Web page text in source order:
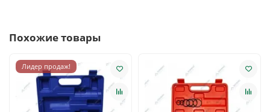
Похожие товары
Лидер продаж!